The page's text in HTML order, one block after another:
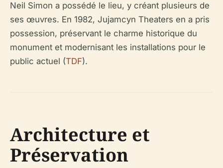
Neil Simon a possédé le lieu, y créant plusieurs de
ses œuvres. En 1982, Jujamcyn Theaters en a pris
possession, préservant le charme historique du
monument et modernisant les installations pour le
public actuel (TDF).
Architecture et
Préservation